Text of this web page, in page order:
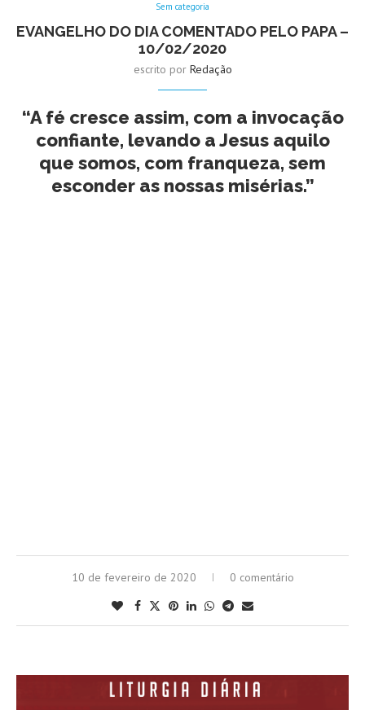
Sem categoria
EVANGELHO DO DIA COMENTADO PELO PAPA –
10/02/2020
escrito por Redação
“A fé cresce assim, com a invocação
confiante, levando a Jesus aquilo
que somos, com franqueza, sem
esconder as nossas misérias.”
10 de fevereiro de 2020 0 comentário